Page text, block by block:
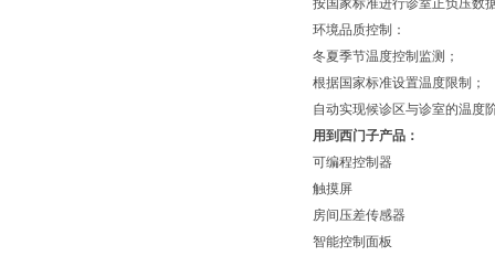
按国家标准进行诊室正负压数
环境品质控制：
冬夏季节温度控制监测；
根据国家标准设置温度限制；
自动实现候诊区与诊室的温度
用到西门子产品：
可编程控制器
触摸屏
房间压差传感器
智能控制面板